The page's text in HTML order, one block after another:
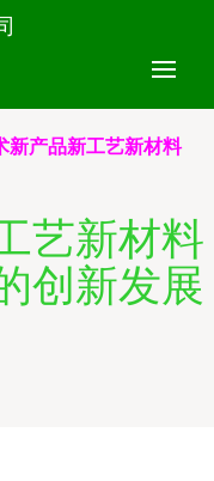
新产品新工艺新材料
艺新材料
创新发展